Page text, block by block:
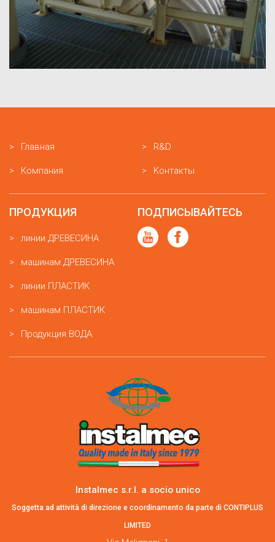
Главная
Компания
R&D
Kонтакты
ПРОДУКЦИЯ
линии ДРЕВЕСИНА
машинам ДРЕВЕСИНА
линии ПЛАСТИК
машинам ПЛАСТИК
Продукция ВОДА
ПОДПИСЫВАЙТЕСЬ
Instalmec s.r.l. a socio unico
Soggetta ad attività di direzione e coordinamento da parte di CONTIPLUS
LIMITED